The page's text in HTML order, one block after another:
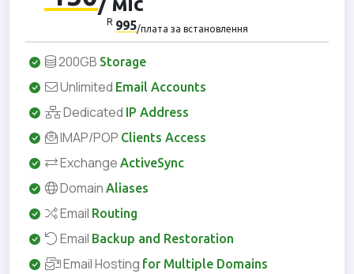
R 995/плата за встановлення
200GB Storage
Unlimited Email Accounts
Dedicated IP Address
IMAP/POP Clients Access
Exchange ActiveSync
Domain Aliases
Email Routing
Email Backup and Restoration
Email Hosting for Multiple Domains